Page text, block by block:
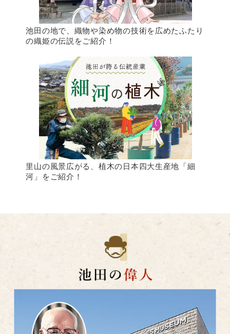
池田の地で、織物や染め物の技術を広めたふたり
の織姫の伝説をご紹介！
里山の風景広がる、植木の日本四大生産地「細
河」をご紹介！